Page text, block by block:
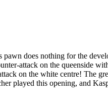
does nothing for the
attack on the queenside
on the white centre! The
played this opening, and